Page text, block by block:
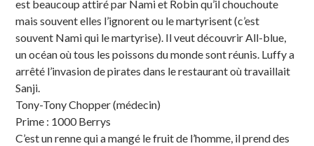
est beaucoup attiré par Nami et Robin qu’il chouchoute
mais souvent elles l’ignorent ou le martyrisent (c’est
souvent Nami qui le martyrise). Il veut découvrir All-blue,
un océan où tous les poissons du monde sont réunis. Luffy a
arrêté l’invasion de pirates dans le restaurant où travaillait
Sanji.
Tony-Tony Chopper (médecin)
Prime : 1000 Berrys
C’est un renne qui a mangé le fruit de l’homme, il prend des